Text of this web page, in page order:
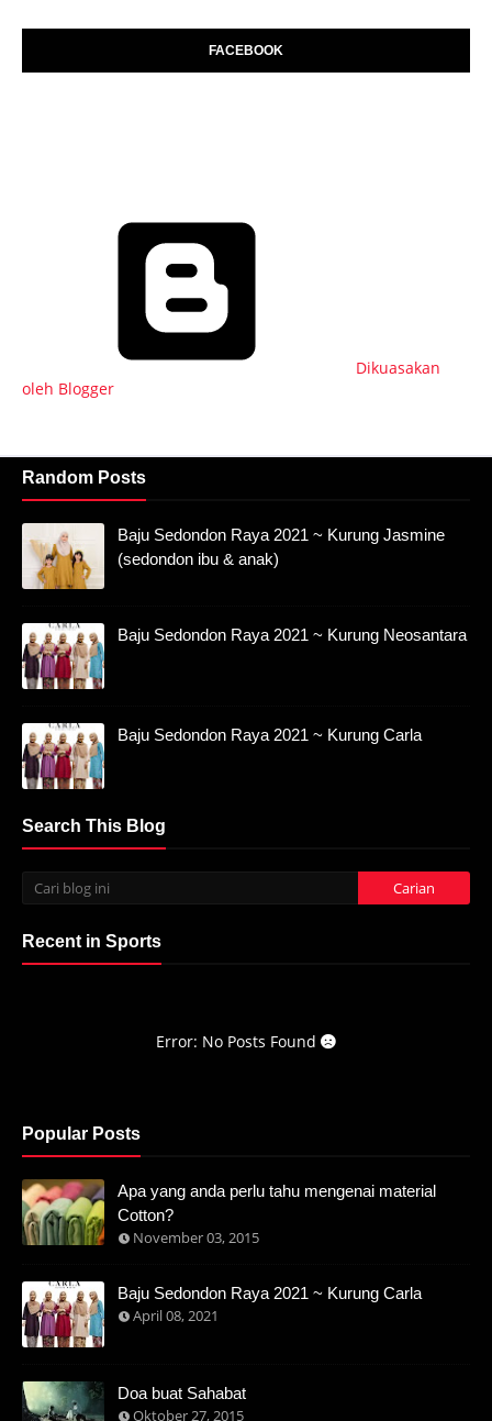
FACEBOOK
Dikuasakan
oleh Blogger
Random Posts
Baju Sedondon Raya 2021 ~ Kurung Jasmine
(sedondon ibu & anak)
Baju Sedondon Raya 2021 ~ Kurung Neosantara
Baju Sedondon Raya 2021 ~ Kurung Carla
Search This Blog
Recent in Sports
Error: No Posts Found
Popular Posts
Apa yang anda perlu tahu mengenai material
Cotton?
November 03, 2015
Baju Sedondon Raya 2021 ~ Kurung Carla
April 08, 2021
Doa buat Sahabat
Oktober 27, 2015